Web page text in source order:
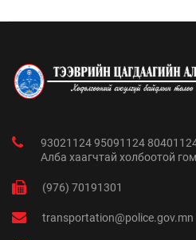
93021124 95091124
Алба хаагчтай холбоотой
(976) 70191301
transportation@police.gov.mn